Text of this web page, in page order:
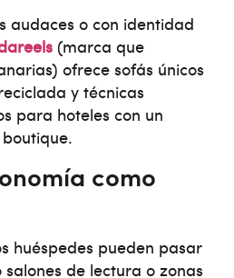
audaces o con identidad
(marca que
ofrece sofás únicos
y técnicas
para hoteles con un
como
huéspedes pueden pasar
de lectura o zonas